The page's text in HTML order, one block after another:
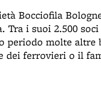
Bocciofila
Tra i suoi 2.500
periodo molte altre
dei ferrovieri o il
bocce nei pressi